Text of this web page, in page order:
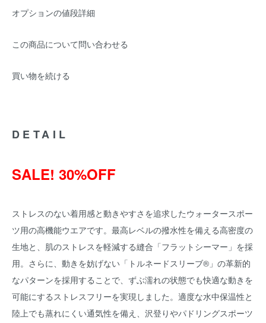
オプションの値段詳細
この商品について問い合わせる
買い物を続ける
DETAIL
SALE! 30%OFF
ストレスのない着用感と動きやすさを追求したウォータースポー
ツ用の高機能ウエアです。最高レベルの撥水性を備える高密度の
生地と、肌のストレスを軽減する縫合「フラットシーマー」を採
用。さらに、動きを妨げない「トルネードスリーブ®」の革新的
なパターンを採用することで、ずぶ濡れの状態でも快適な動きを
可能にするストレスフリーを実現しました。適度な水中保温性と
陸上でも蒸れにくい通気性を備え、沢登りやパドリングスポーツ